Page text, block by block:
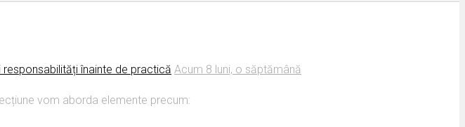
responsabilități înainte de practică Acum 8 luni, o săptămână
vom aborda elemente precum: